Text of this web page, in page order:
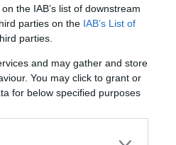
the IAB’s list of downstream
parties on the IAB’s List of
parties.
and may gather and store
You may click to grant or
for below specified purposes